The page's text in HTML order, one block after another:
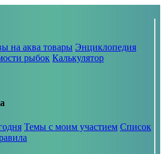
на аква товары Энциклопедия
рыбок Калькулятор
Темы с моим участием Список